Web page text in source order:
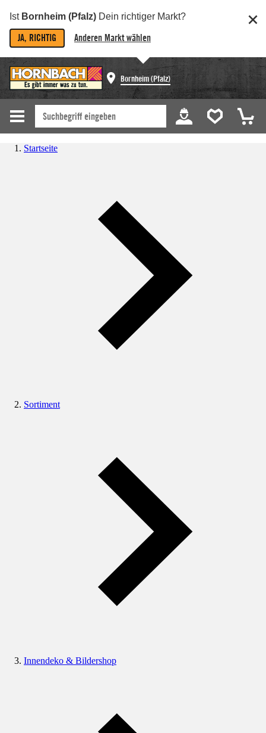
Ist Bornheim (Pfalz) Dein richtiger Markt?
JA, RICHTIG Anderen Markt wählen
Bornheim (Pfalz)
Startseite
Sortiment
Innendeko & Bildershop